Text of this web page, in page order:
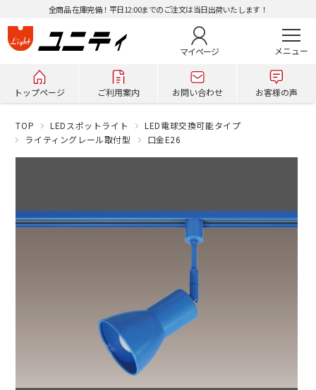
全商品 在庫完備！平日12:00までのご注文は当日出荷いたします！
マイページ
トップページ ご利用案内 お問い合わせ お客様の声
TOP LEDスポットライト
LED電球交換可能タイプ
ライティングレール取付型
口金E26